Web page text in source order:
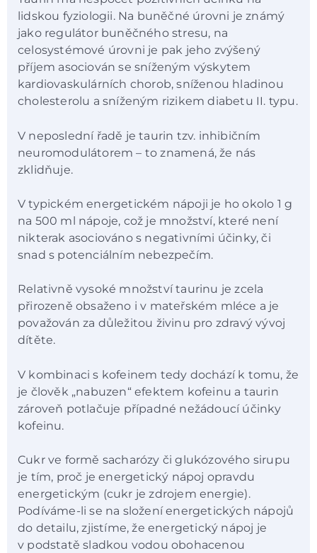
lidskou fyziologii. Na buněčné úrovni je známý
jako regulátor buněčného stresu, na
celosystémové úrovni je pak jeho zvýšený
příjem asociován se sníženým výskytem
kardiovaskulárních chorob, sníženou hladinou
cholesterolu a sníženým rizikem diabetu II. typu.
V neposlední řadě je taurin tzv. inhibičním
neuromodulátorem – to znamená, že nás
zklidňuje.
V typickém energetickém nápoji je ho okolo 1 g
na 500 ml nápoje, což je množství, které není
nikterak asociováno s negativními účinky, či
snad s potenciálním nebezpečím.
Relativně vysoké množství taurinu je zcela
přirozeně obsaženo i v mateřském mléce a je
považován za důležitou živinu pro zdravý vývoj
dítěte.
V kombinaci s kofeinem tedy dochází k tomu, že
je člověk „nabuzen“ efektem kofeinu a taurin
zároveň potlačuje případné nežádoucí účinky
kofeinu.
Cukr ve formě sacharózy či glukózového sirupu
je tím, proč je energetický nápoj opravdu
energetickým (cukr je zdrojem energie).
Podíváme-li se na složení energetických nápojů
do detailu, zjistíme, že energetický nápoj je
v podstatě sladkou vodou obohacenou